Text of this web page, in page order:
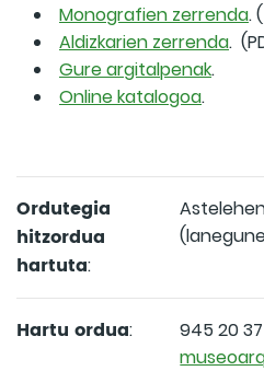
Monografien zerrenda.
Aldizkarien zerrenda.
Gure argitalpenak.
Online katalogoa.
Ordutegia
hitzordua
hartuta:
Hartu ordua:
945 20